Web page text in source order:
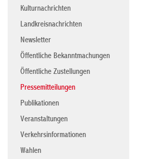
Kulturnachrichten
Landkreisnachrichten
Newsletter
Öffentliche Bekanntmachungen
Öffentliche Zustellungen
Pressemitteilungen
Publikationen
Veranstaltungen
Verkehrsinformationen
Wahlen